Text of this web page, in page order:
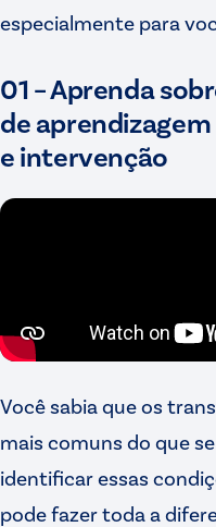
especialmente para
01 – Aprenda
de
e intervenção
Você sabia que os
mais comuns do que
identificar essas
pode fazer toda a